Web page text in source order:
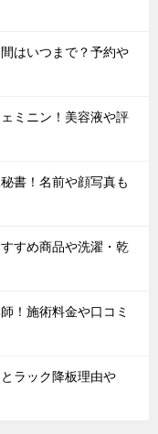
はいつまで？予約や
ミニン！美容液や評
書！名前や顔写真も
すめ商品や洗濯・乾
！施術料金や口コミ
ラック降板理由や